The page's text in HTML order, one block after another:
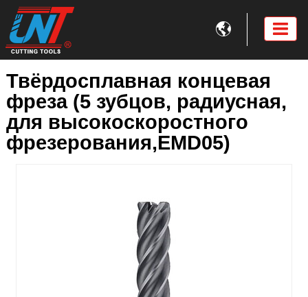

Твёрдосплавная концевая
фреза (5 зубцов, радиусная,
для высокоскоростного
фрезерования,EMD05)